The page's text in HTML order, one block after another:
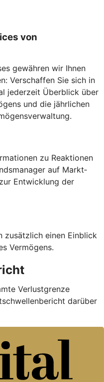
von
gewähren wir Ihnen
Verschaffen Sie sich in
jederzeit Überblick über
und die jährlichen
zu Reaktionen
auf Markt­
Entwicklung der
zusätzlich einen Einblick
Vermögens.
Verlustgrenze
darüber